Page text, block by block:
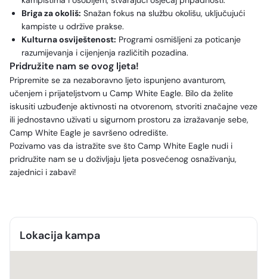
Briga za okoliš: Snažan fokus na službu okolišu, uključujući
kampiste u održive prakse.
Kulturna osviještenost: Programi osmišljeni za poticanje
razumijevanja i cijenjenja različitih pozadina.
Pridružite nam se ovog ljeta!
Pripremite se za nezaboravno ljeto ispunjeno avanturom,
učenjem i prijateljstvom u Camp White Eagle. Bilo da želite
iskusiti uzbuđenje aktivnosti na otvorenom, stvoriti značajne veze
ili jednostavno uživati u sigurnom prostoru za izražavanje sebe,
Camp White Eagle je savršeno odredište.
Pozivamo vas da istražite sve što Camp White Eagle nudi i
pridružite nam se u doživljaju ljeta posvećenog osnaživanju,
zajednici i zabavi!
Lokacija kampa